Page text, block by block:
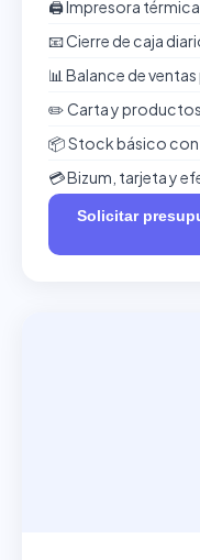
🖨️ Impresora
📧 Cierre de caja
📊 Balance de
✏️ Carta y
📦 Stock básico con
💳 Bizum, tarjeta y
Solicitar